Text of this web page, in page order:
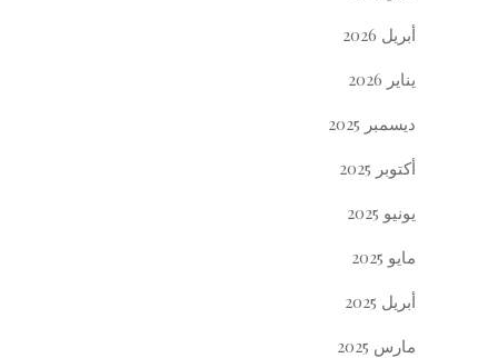
أبريل 2026
يناير 2026
ديسمبر 2025
أكتوبر 2025
يونيو 2025
مايو 2025
أبريل 2025
مارس 2025